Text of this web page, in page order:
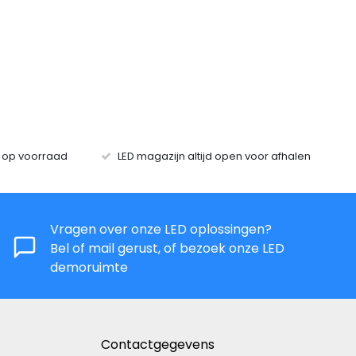
op voorraad LED magazijn altijd open voor afhalen
Vragen over onze LED oplossingen?
Bel of mail gerust, of bezoek onze LED
demoruimte
Contactgegevens